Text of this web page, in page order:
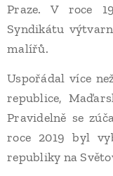
Praze. V roce
Syndikátu
malířů.
Uspořádal více
republice,
Pravidelně se
roce 2019 byl
republiky na